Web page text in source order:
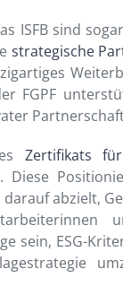
ISFB sind
strategische
FGPF
Zertifikats
Diese
abzielt,
sein, ESG-